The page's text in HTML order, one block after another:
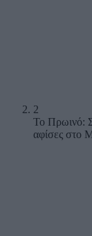
2
Το Πρωινό:
αφίσες στο